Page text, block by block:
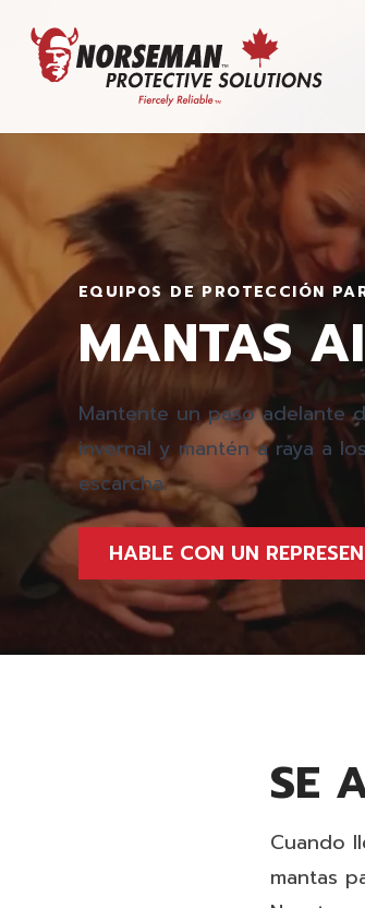
EQUIPOS DE PROTECCIÓN
MANTAS
Mantente un paso adelante
invernal y mantén a raya a
escarcha.
HABLE CON UN
SE
Cuando
mantas